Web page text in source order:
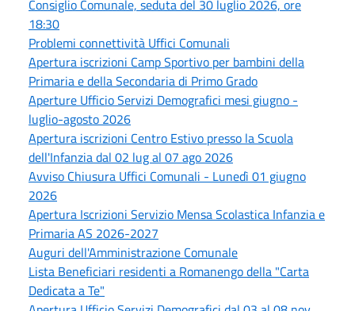
Consiglio Comunale, seduta del 30 luglio 2026, ore
18:30
Problemi connettività Uffici Comunali
Apertura iscrizioni Camp Sportivo per bambini della
Primaria e della Secondaria di Primo Grado
Aperture Ufficio Servizi Demografici mesi giugno -
luglio-agosto 2026
Apertura iscrizioni Centro Estivo presso la Scuola
dell'Infanzia dal 02 lug al 07 ago 2026
Avviso Chiusura Uffici Comunali - Lunedì 01 giugno
2026
Apertura Iscrizioni Servizio Mensa Scolastica Infanzia e
Primaria AS 2026-2027
Auguri dell'Amministrazione Comunale
Lista Beneficiari residenti a Romanengo della "Carta
Dedicata a Te"